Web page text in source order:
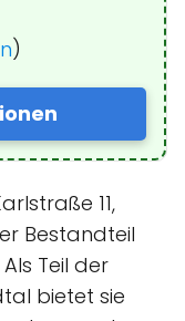
)
11,
Bestandteil
Teil der
bietet sie